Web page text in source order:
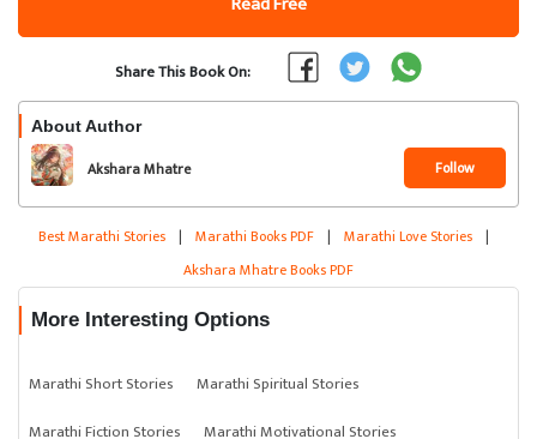
Share This Book On:
About Author
Akshara Mhatre Follow
Best Marathi Stories | Marathi Books PDF | Marathi Love Stories |
Akshara Mhatre Books PDF
More Interesting Options
Marathi Short Stories
Marathi Spiritual Stories
Marathi Fiction Stories
Marathi Motivational Stories